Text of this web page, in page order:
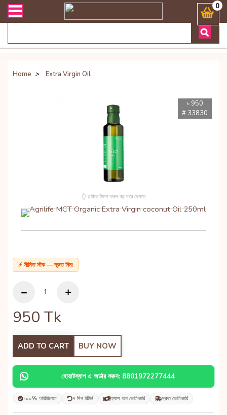
সংক্রান্ত যেকোনো জিজ্ঞাসায় কল করুনঃ ( Whatsapp ) 0
Home > Extra Virgin Oil
৳ 950
# 33830
👆 ছবিতে ট্যাপ করুন বড় করে দেখতে
⚡ সীমিত স্টক — দ্রুত নিন!
950 Tk
ADD TO CART BUY NOW
হোয়াটস্যাপ এ অর্ডার করুন: 8801972277444
১০০% অরিজিনাল ৭ দিন রিটার্ন ক্যাশ অন ডেলিভারি দ্রুত ডেলিভারি